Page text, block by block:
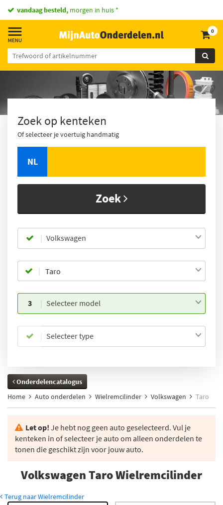
vandaag besteld, morgen in huis *
0
Zoek op kenteken
Of selecteer je voertuig handmatig
NL
Zoek
Volkswagen
3 Selecteer model
Selecteer type
Onderdelencatalogus
Home
Auto onderdelen Wielremcilinder Volkswagen Taro
Let op! Je hebt nog geen auto geselecteerd. Vul je
kenteken in of selecteer je auto om alleen onderdelen te
tonen die geschikt zijn voor jouw auto.
Volkswagen Taro Wielremcilinder
Terug naar Wielremcilinder